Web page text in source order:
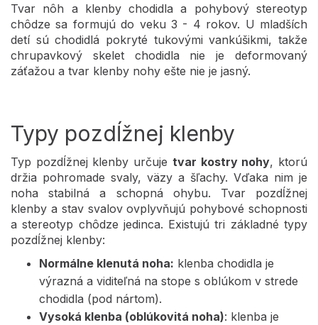
Tvar nôh a klenby chodidla a pohybový stereotyp
chôdze sa formujú do veku 3 - 4 rokov. U mladších
detí sú chodidlá pokryté tukovými vankúšikmi, takže
chrupavkový skelet chodidla nie je deformovaný
záťažou a tvar klenby nohy ešte nie je jasný.
Typy pozdĺžnej klenby
Typ pozdĺžnej klenby určuje tvar kostry nohy, ktorú
držia pohromade svaly, väzy a šľachy. Vďaka nim je
noha stabilná a schopná ohybu. Tvar pozdĺžnej
klenby a stav svalov ovplyvňujú pohybové schopnosti
a stereotyp chôdze jedinca. Existujú tri základné typy
pozdĺžnej klenby:
Normálne klenutá noha: klenba chodidla je
výrazná a viditeľná na stope s oblúkom v strede
chodidla (pod nártom).
Vysoká klenba (oblúkovitá noha): klenba je